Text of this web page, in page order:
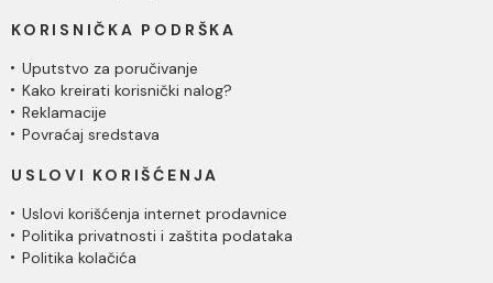
KORISNIČKA PODRŠKA
Uputstvo za poručivanje
Kako kreirati korisnički nalog?
Reklamacije
Povraćaj sredstava
USLOVI KORIŠĆENJA
Uslovi korišćenja internet prodavnice
Politika privatnosti i zaštita podataka
Politika kolačića